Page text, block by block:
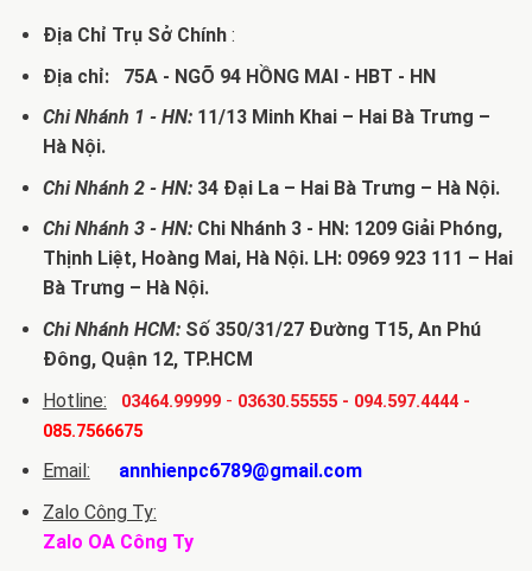
Địa Chỉ Trụ Sở Chính:
Địa chỉ: 75A - NGÕ 94 HỒNG MAI - HBT - HN
Chi Nhánh 1 - HN:11/13 Minh Khai – Hai Bà Trưng –
Hà Nội.
Chi Nhánh 2 - HN:34 Đại La – Hai Bà Trưng – Hà Nội.
Chi Nhánh 3 - HN:Chi Nhánh 3 - HN: 1209 Giải Phóng,
Thịnh Liệt, Hoàng Mai, Hà Nội. LH: 0969 923 111 – Hai
Bà Trưng – Hà Nội.
Chi Nhánh HCM:Số 350/31/27 Đường T15, An Phú
Đông, Quận 12, TP.HCM
Hotline:
03464.99999- 03630.55555- 094.597.4444-
085.7566675
Email:
annhienpc6789@gmail.com
Zalo Công Ty:
Zalo OA Công Ty